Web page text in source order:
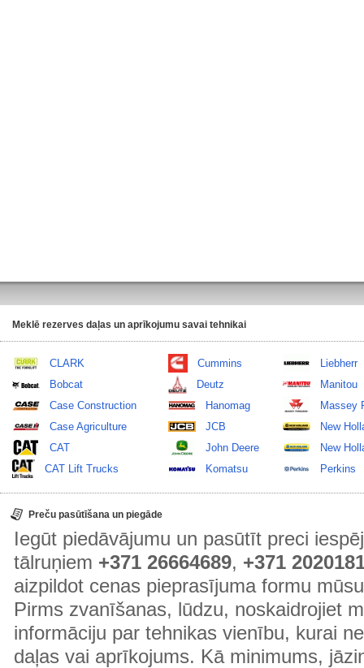
Meklē rezerves daļas un aprīkojumu savai tehnikai
CLARK
Bobcat
Case Construction
Case Agriculture
CAT
CAT Lift Trucks
Cummins
Deutz
Hanomag
JCB
John Deere
Komatsu
Liebherr
Manitou
Massey
New
New
Perkins
Preču pasūtīšana un piegāde
Iegūt piedāvājumu un pasūtīt preci
tālruņiem +371 26664689, +371
aizpildot cenas pieprasījuma formu
Pirms zvanīšanas, lūdzu, noskaidrojiet
informāciju par tehnikas vienību, kurai
daļas vai aprīkojums. Kā minimums,